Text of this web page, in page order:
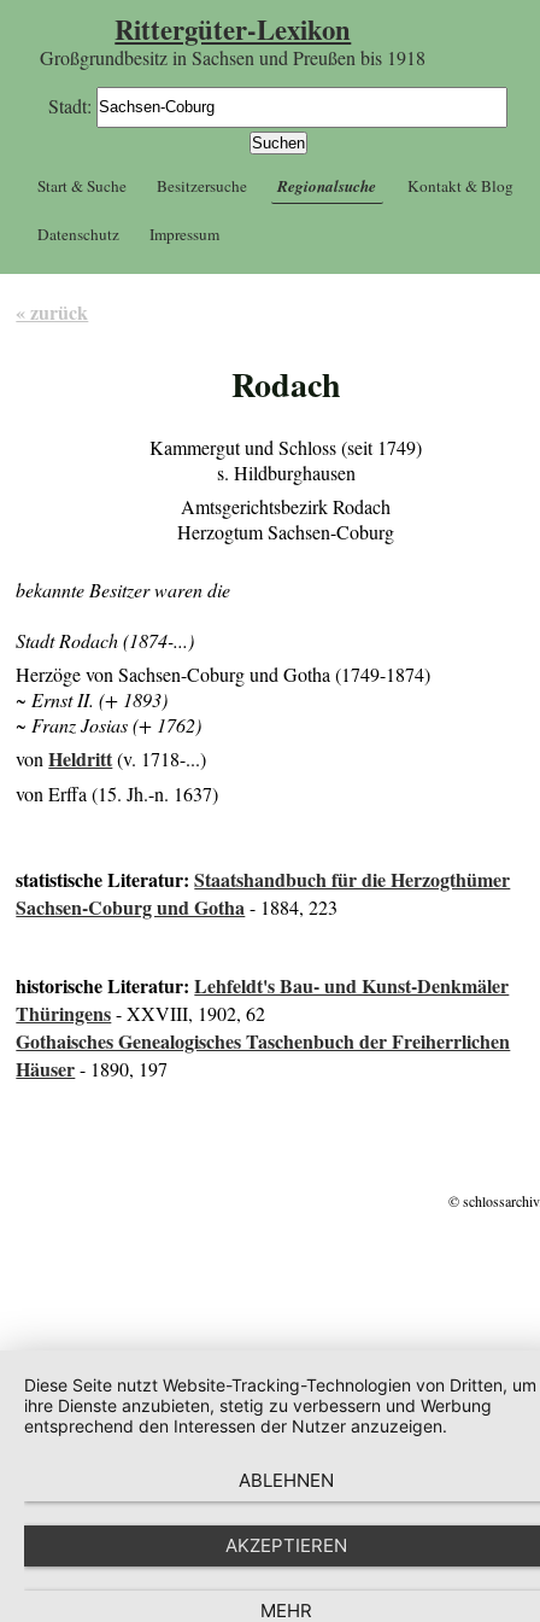
Rittergüter-Lexikon
Großgrundbesitz in Sachsen und Preußen bis 1918
Stadt:
Start & Suche Besitzersuche Regionalsuche Kontakt & Blog
Datenschutz Impressum
« zurück
Rodach
Kammergut und Schloss (seit 1749)
s. Hildburghausen
Amtsgerichtsbezirk Rodach
Herzogtum Sachsen-Coburg
bekannte Besitzer waren die
Stadt Rodach (1874-...)
Herzöge von Sachsen-Coburg und Gotha (1749-1874)
~ Ernst II. (+ 1893)
~ Franz Josias (+ 1762)
vonHeldritt(v. 1718-...)
von Erffa (15. Jh.-n. 1637)
statistische Literatur:Staatshandbuch für die Herzogthümer
Sachsen-Coburg und Gotha- 1884, 223
historische Literatur:Lehfeldt's Bau- und Kunst-Denkmäler
Thüringens- XXVIII, 1902, 62
Gothaisches Genealogisches Taschenbuch der Freiherrlichen
Häuser- 1890, 197
©
Diese Seite nutzt Website-Tracking-Technologien von Dritten, um
ihre Dienste anzubieten, stetig zu verbessern und Werbung
entsprechend den Interessen der Nutzer anzuzeigen.
ABLEHNEN
AKZEPTIEREN
MEHR